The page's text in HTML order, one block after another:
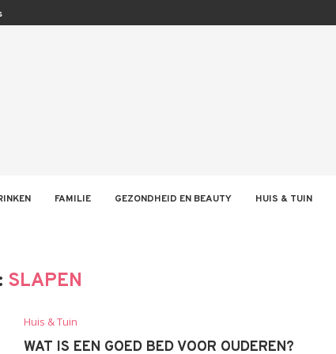
FAMILIE GEZONDHEID EN BEAUTY HUIS & TUIN
SLAPEN
Huis & Tuin
WAT IS EEN GOED BED VOOR OUDEREN?